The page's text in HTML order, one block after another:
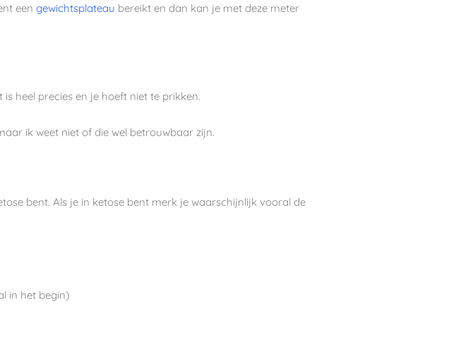
eengewichtsplateau bereikt en dan kan je met deze meter
heel precies en je hoeft niet te prikken.
ik weet niet of die wel betrouwbaar zijn.
bent. Als je in ketose bent merk je waarschijnlijk vooral de
in het begin)